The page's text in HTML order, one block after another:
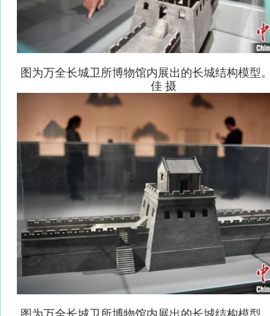
图为万全长城卫所博物馆内展出的长城结构模
佳 摄